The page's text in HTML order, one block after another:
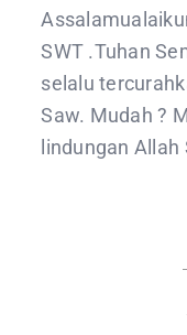
SWT .Tuhan
selalu
Saw. Mudah ?
lindungan Allah